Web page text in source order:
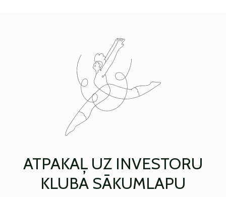
ATPAKAĻ UZ INVESTORU
KLUBA SĀKUMLAPU